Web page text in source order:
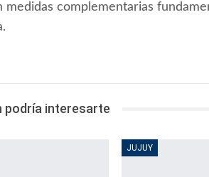
medidas complementarias
podría interesarte
JUJUY